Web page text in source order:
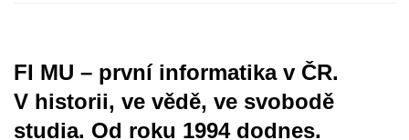
FI MU – první informatika v ČR.
V historii, ve vědě, ve svobodě
studia. Od roku 1994 dodnes.